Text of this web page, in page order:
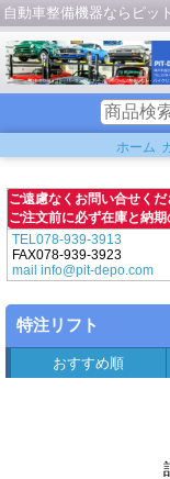
自動車整備機器ならピッ
ホーム
ご遠慮なくお問い合せくだ
ご注文前に必ず在庫と納期
TEL078-939-3913
FAX078-939-3923
mail info@pit-depo.com
特注リフト
おすすめ順